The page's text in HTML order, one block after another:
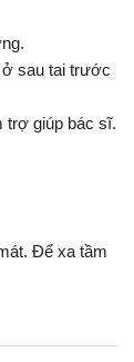
sau tai trước
trợ giúp bác sĩ.
Để xa tầm